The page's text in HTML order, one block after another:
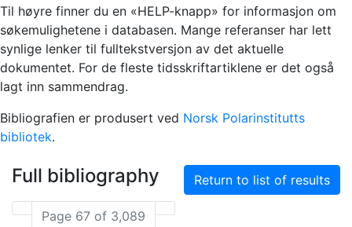
Til høyre finner du en «HELP-knapp» for informasjon om
søkemulighetene i databasen. Mange referanser har lett
synlige lenker til fulltekstversjon av det aktuelle
dokumentet. For de fleste tidsskriftartiklene er det også
lagt inn sammendrag.
Bibliografien er produsert ved Norsk Polarinstitutts
bibliotek.
Full bibliography Return to list of results
Page 67 of 3,089